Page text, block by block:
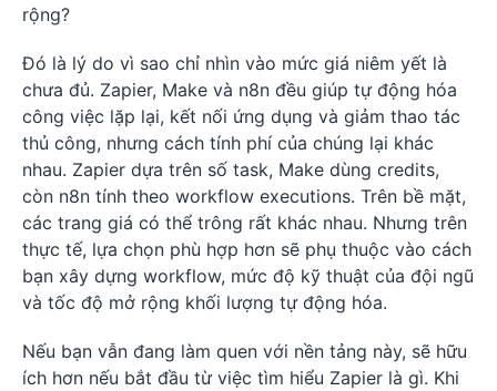
rộng?
Đó là lý do vì sao chỉ nhìn vào mức giá niêm yết là
chưa đủ. Zapier, Make và n8n đều giúp tự động hóa
công việc lặp lại, kết nối ứng dụng và giảm thao tác
thủ công, nhưng cách tính phí của chúng lại khác
nhau. Zapier dựa trên số task, Make dùng credits,
còn n8n tính theo workflow executions. Trên bề mặt,
các trang giá có thể trông rất khác nhau. Nhưng trên
thực tế, lựa chọn phù hợp hơn sẽ phụ thuộc vào cách
bạn xây dựng workflow, mức độ kỹ thuật của đội ngũ
và tốc độ mở rộng khối lượng tự động hóa.
Nếu bạn vẫn đang làm quen với nền tảng này, sẽ hữu
ích hơn nếu bắt đầu từ việc tìm hiểu Zapier là gì. Khi